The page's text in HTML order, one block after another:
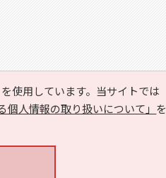
使用しています。当サイトでは
個人情報の取り扱いについて」 を